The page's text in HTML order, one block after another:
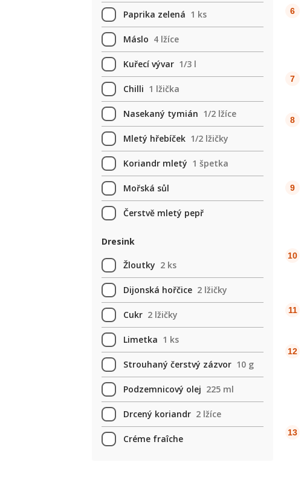
Paprika zelená 1 ks
Máslo 4 lžíce
Kuřecí vývar 1/3 l
Chilli 1 lžička
Nasekaný tymián 1/2 lžíce
Mletý hřebíček 1/2 lžičky
Koriandr mletý 1 špetka
Mořská sůl
Čerstvě mletý pepř
Dresink
Žloutky 2 ks
Dijonská hořčice 2 lžičky
Cukr 2 lžičky
Limetka 1 ks
Strouhaný čerstvý zázvor 10 g
Podzemnicový olej 225 ml
Drcený koriandr 2 lžíce
Créme fraîche